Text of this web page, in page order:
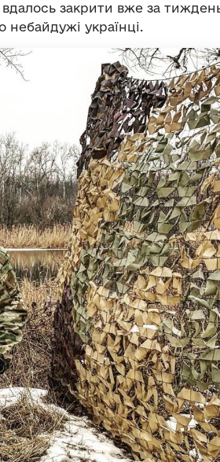
закрити вже за
небайдужі українці.